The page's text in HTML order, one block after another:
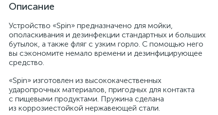
Описание
Устройство «Spin» предназначено для мойки,
ополаскивания и дезинфекции стандартных и больших
бутылок, а также фляг с узким горло. С помощью него
вы сэкономите немало времени и дезинфицирующее
средство.
«Spin» изготовлен из высококачественных
ударопрочных материалов, пригодных для контакта
с пищевыми продуктами. Пружина сделана
из коррозиестойкой нержавеющей стали.